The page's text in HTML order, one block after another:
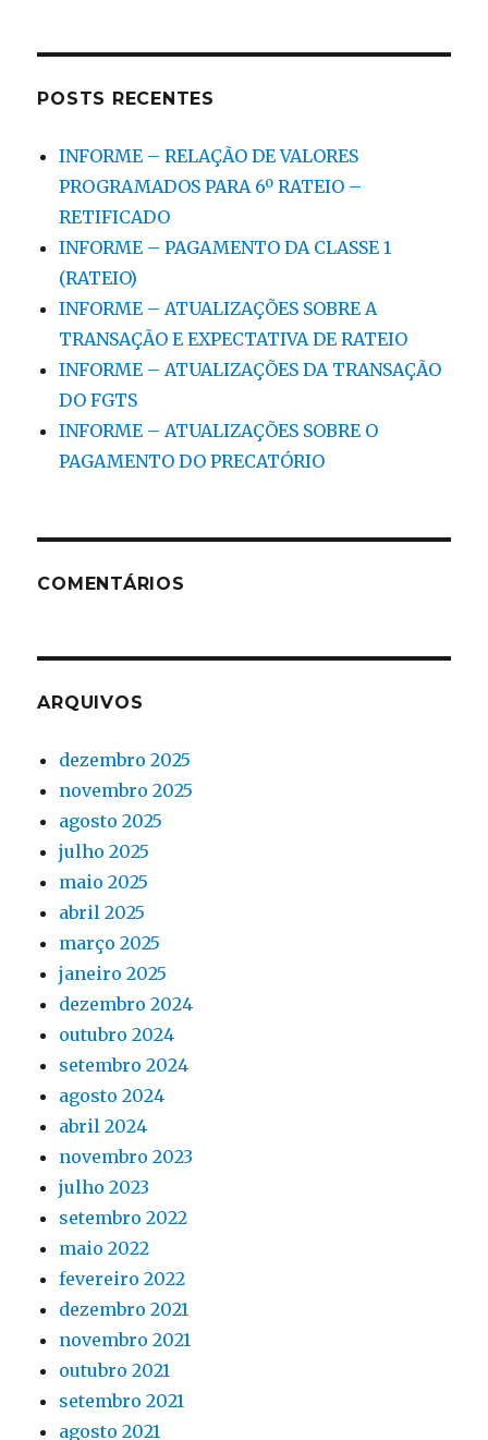
POSTS RECENTES
INFORME – RELAÇÃO DE VALORES
PROGRAMADOS PARA 6º RATEIO –
RETIFICADO
INFORME – PAGAMENTO DA CLASSE 1
(RATEIO)
INFORME – ATUALIZAÇÕES SOBRE A
TRANSAÇÃO E EXPECTATIVA DE RATEIO
INFORME – ATUALIZAÇÕES DA TRANSAÇÃO
DO FGTS
INFORME – ATUALIZAÇÕES SOBRE O
PAGAMENTO DO PRECATÓRIO
COMENTÁRIOS
ARQUIVOS
dezembro 2025
novembro 2025
agosto 2025
julho 2025
maio 2025
abril 2025
março 2025
janeiro 2025
dezembro 2024
outubro 2024
setembro 2024
agosto 2024
abril 2024
novembro 2023
julho 2023
setembro 2022
maio 2022
fevereiro 2022
dezembro 2021
novembro 2021
outubro 2021
setembro 2021
agosto 2021